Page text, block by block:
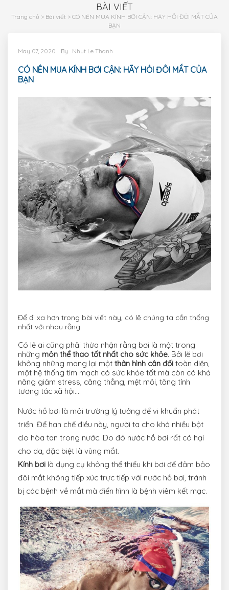
BÀI VIẾT
Trang chủ > Bài viết > CÓ NÊN MUA KÍNH BƠI CẬN: HÃY HỎI ĐÔI MẮT CỦA
BẠN
May 07, 2020 By Nhut Le Thanh
CÓ NÊN MUA KÍNH BƠI CẬN: HÃY HỎI ĐÔI MẮT CỦA
BẠN
Để đi xa hơn trong bài viết này, có lẽ chúng ta cần thống
nhất với nhau rằng:
Có lẽ ai cũng phải thừa nhận rằng bơi là một trong
những môn thể thao tốt nhất cho sức khỏe. Bởi lẽ bơi
không những mang lại một thân hình cân đối toàn diện,
một hệ thống tim mạch có sức khỏe tốt mà còn có khả
năng giảm stress, căng thẳng, mệt mỏi, tăng tính
tương tác xã hội….
Nước hồ bơi là môi trường lý tưởng để vi khuẩn phát
triển. Để hạn chế điều này, người ta cho khá nhiều bột
clo hòa tan trong nước. Do đó nước hồ bơi rất có hại
cho da, đặc biệt là vùng mắt.
Kính bơi là dụng cụ không thể thiếu khi bơi để đảm bảo
đôi mắt không tiếp xúc trực tiếp với nước hồ bơi, tránh
bị các bệnh về mắt mà điển hình là bệnh viêm kết mạc.